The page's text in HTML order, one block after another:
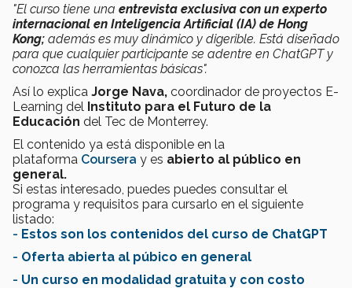
"El curso tiene una entrevista exclusiva con un experto
internacional en Inteligencia Artificial (IA) de Hong
Kong; además es muy dinámico y digerible. Está diseñado
para que cualquier participante se adentre en ChatGPT y
conozca las herramientas básicas".
Así lo explica Jorge Nava, coordinador de proyectos E-
Learning del Instituto para el Futuro de la
Educación del Tec de Monterrey.
El contenido ya está disponible en la
plataforma Coursera y es abierto al público en
general.
Si estas interesado, puedes puedes consultar el
programa y requisitos para cursarlo en el siguiente
listado:
- Estos son los contenidos del curso de ChatGPT
- Oferta abierta al púbico en general
- Un curso en modalidad gratuita y con costo